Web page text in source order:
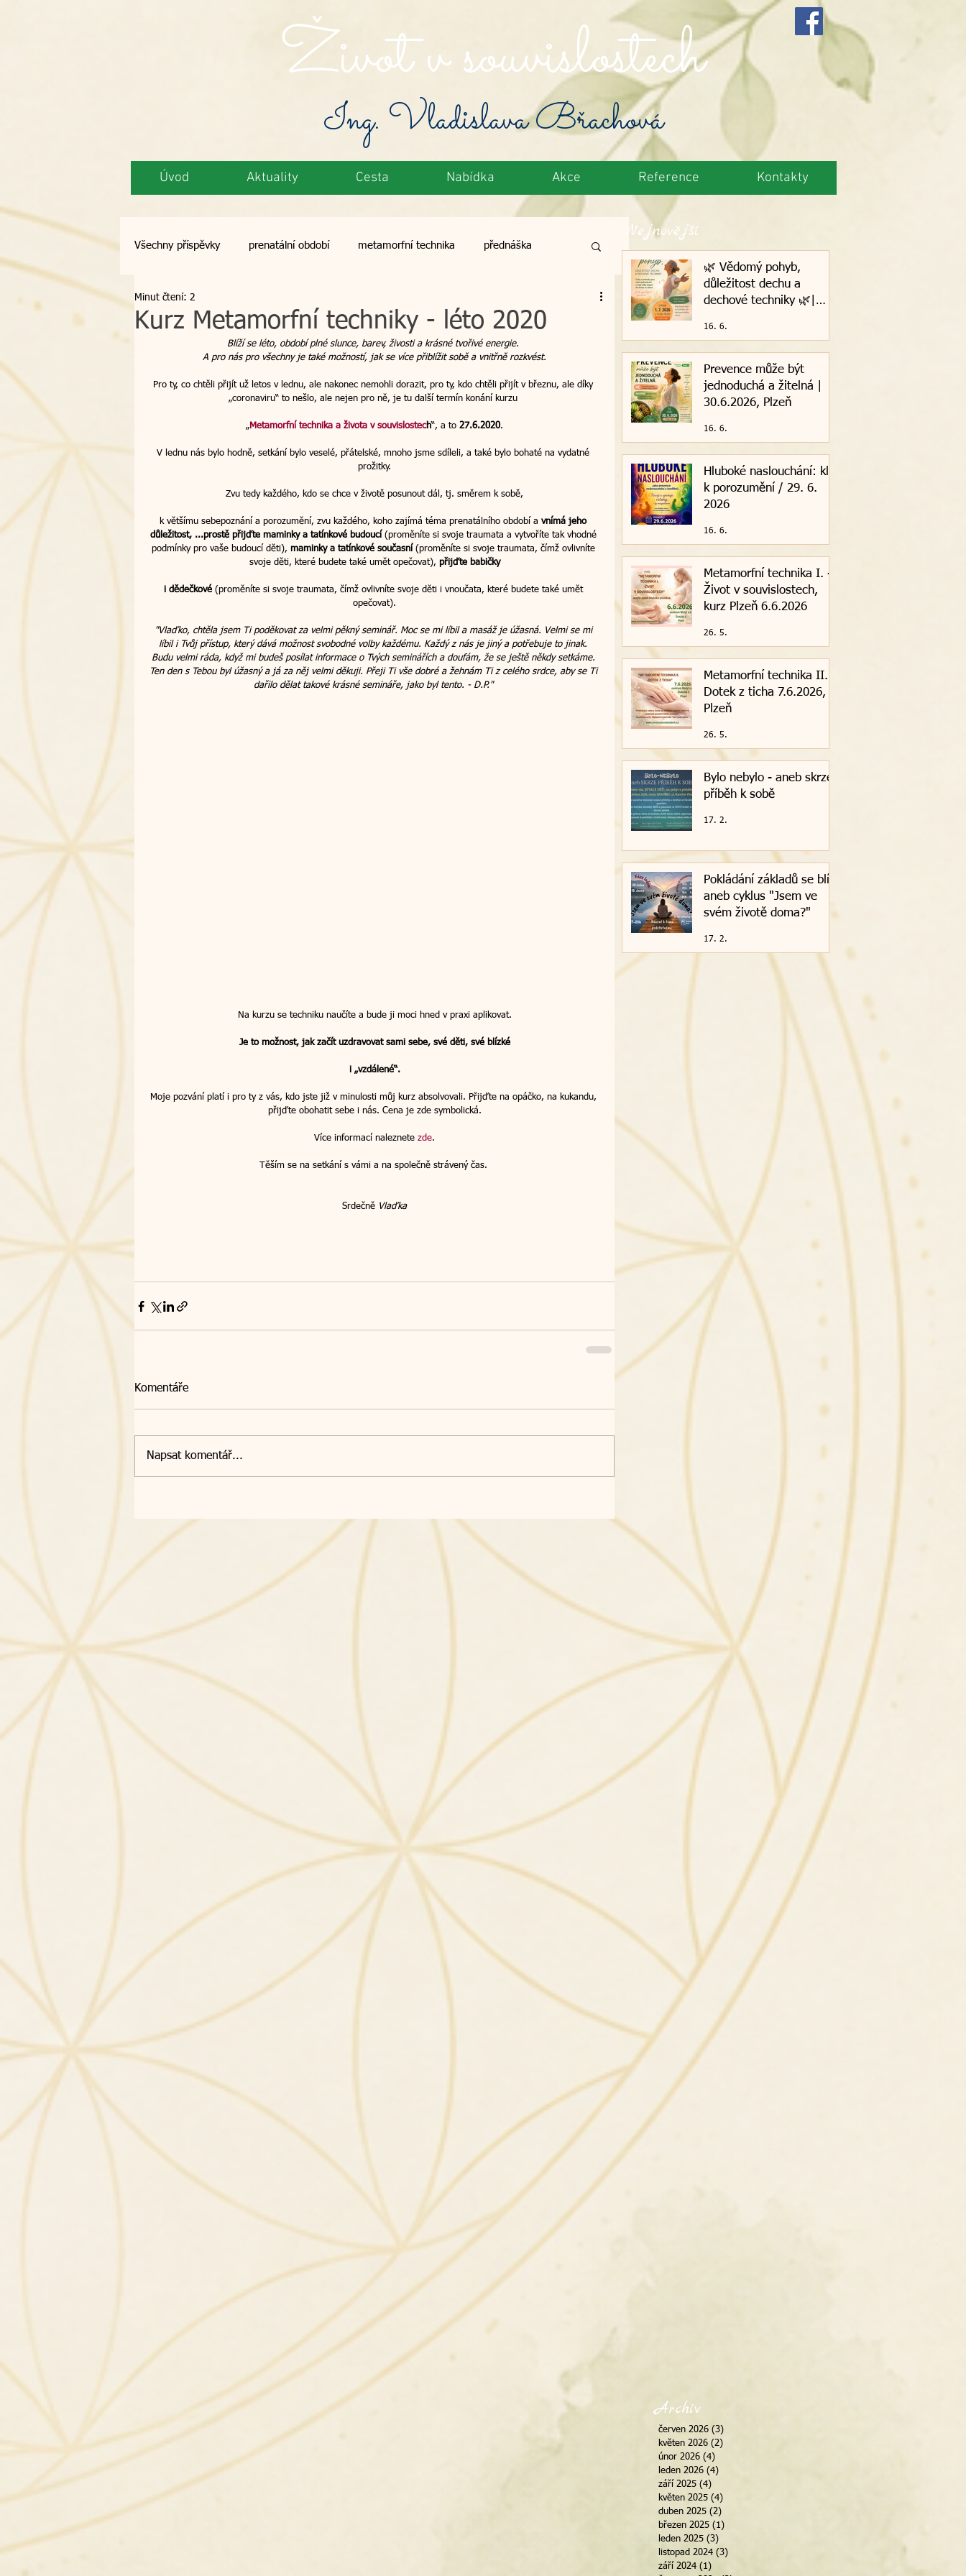
Život v souvislostech
Ing. Vladislava Břachová
Úvod Aktuality Cesta Nabídka Akce Reference Kontakty
Všechny příspěvky prenatální období metamorfní technika přednáška
semináře
osobní zkušenost Bachovy květové esence regrese novinky
smrt - přechod do světla regresní terapie
kraniosakrální terapie dálková terapie transformativní koučink škola
workshop intuice Česko naslouchá Nasloucháme srdcem 2024
summit
Kurz Metamorfní techniky - léto 2020
Minut čtení: 2
Blíží se léto, období plné slunce, barev, živosti a krásné tvořivé energie.
A pro nás pro všechny je také možností, jak se více přiblížit sobě a vnitřně rozkvést.
Pro ty, co chtěli přijít už letos v lednu, ale nakonec nemohli dorazit, pro ty, kdo chtěli přijít v březnu, ale díky
„coronaviru“ to nešlo, ale nejen pro ně, je tu další termín konání kurzu
„Metamorfní technika a života v souvislostech“, a to 27.6.2020.
V lednu nás bylo hodně, setkání bylo veselé, přátelské, mnoho jsme sdíleli, a také bylo bohaté na vydatné
prožitky.
Zvu tedy každého, kdo se chce v životě posunout dál, tj. směrem k sobě,
k většímu sebepoznání a porozumění, zvu každého, koho zajímá téma prenatálního období a vnímá jeho
důležitost, ...prostě přijďte maminky a tatínkové budoucí (proměníte si svoje traumata a vytvoříte tak vhodné
podmínky pro vaše budoucí děti), maminky a tatínkové současní (proměníte si svoje traumata, čímž ovlivníte
svoje děti, které budete také umět opečovat), přijďte babičky
i dědečkové (proměníte si svoje traumata, čímž ovlivníte svoje děti i vnoučata, které budete také umět
opečovat).
"Vlaďko, chtěla jsem Ti poděkovat za velmi pěkný seminář. Moc se mi líbil a masáž je úžasná. Velmi se mi
líbil i Tvůj přístup, který dává možnost svobodné volby každému. Každý z nás je jiný a potřebuje to jinak.
Budu velmi ráda, když mi budeš posílat informace o Tvých seminářích a doufám, že se ještě někdy setkáme.
Ten den s Tebou byl úžasný a já za něj velmi děkuji. Přeji Ti vše dobré a žehnám Ti z celého srdce, aby se Ti
dařilo dělat takové krásné semináře, jako byl tento. - D.P."
Na kurzu se techniku naučíte a bude ji moci hned v praxi aplikovat.
Je to možnost, jak začít uzdravovat sami sebe, své děti, své blízké
i „vzdálené“.
Moje pozvání platí i pro ty z vás, kdo jste již v minulosti můj kurz absolvovali. Přijďte na opáčko, na kukandu,
přijďte obohatit sebe i nás. Cena je zde symbolická.
Více informací naleznete zde.
Těším se na setkání s vámi a na společně strávený čas.
Srdečně Vlaďka
Komentáře
Napsat komentář...
Nejnovější
🌿 Vědomý pohyb,
důležitost dechu a
dechové techniky 🌿|
16. 6.
Prevence může být
jednoduchá a žitelná |
30.6.2026, Plzeň
16. 6.
Hluboké naslouchání: klíč
k porozumění / 29. 6.
2026
16. 6.
Metamorfní technika I. -
Život v souvislostech,
kurz Plzeň 6.6.2026
26. 5.
Metamorfní technika II. -
Dotek z ticha 7.6.2026,
Plzeň
26. 5.
Bylo nebylo - aneb skrze
příběh k sobě
17. 2.
Pokládání základů se blíží
aneb cyklus "Jsem ve
svém životě doma?"
17. 2.
Archiv
červen 2026 (3)
květen 2026 (2)
únor 2026 (4)
leden 2026 (4)
září 2025 (4)
květen 2025 (4)
duben 2025 (2)
březen 2025 (1)
leden 2025 (3)
listopad 2024 (3)
září 2024 (1)